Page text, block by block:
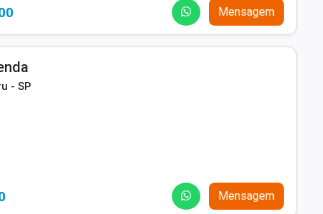
Mensagem
- SP
Mensagem